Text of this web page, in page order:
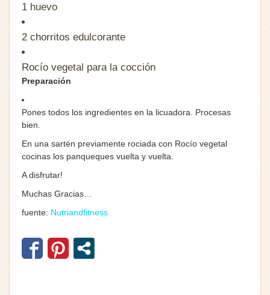
1 huevo
2 chorritos edulcorante
Rocío vegetal para la cocción
Preparación
Pones todos los ingredientes en la licuadora. Procesas
bien.
En una sartén previamente rociada con Rocío vegetal
cocinas los panqueques vuelta y vuelta.
A disfrutar!
Muchas Gracias…
fuente: Nutriandfitness